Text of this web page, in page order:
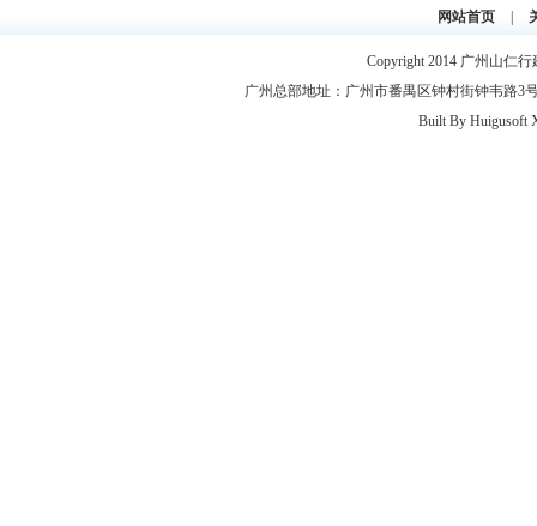
网站首页
Copyright 2014 广州山仁
广州总部地址：广州市番禺区钟村街钟韦路3
Built By Huigusoft